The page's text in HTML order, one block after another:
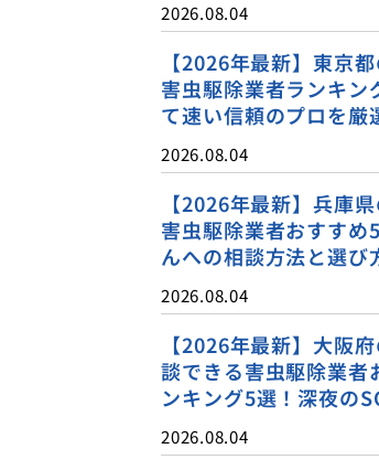
2026.08.04
【2026年最新】東京
害虫駆除業者ランキン
て速い信頼のプロを厳
2026.08.04
【2026年最新】兵庫
害虫駆除業者おすすめ
んへの相談方法と選び
2026.08.04
【2026年最新】大阪
談できる害虫駆除業者
ンキング5選！深夜の
2026.08.04